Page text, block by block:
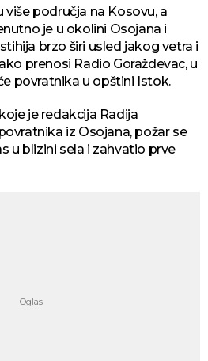
više područja na Kosovu, a
je u okolini Osojana i
brzo širi usled jakog vetra i
prenosi Radio Goraždevac, u
povratnika u opštini Istok.
je redakcija Radija
iz Osojana, požar se
u blizini sela i zahvatio prve